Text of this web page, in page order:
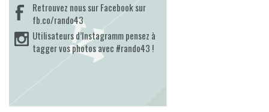
Retrouvez nous sur Facebook sur
fb.co/rando43
Utilisateurs d’Instagramm pensez à
tagger vos photos avec #rando43 !